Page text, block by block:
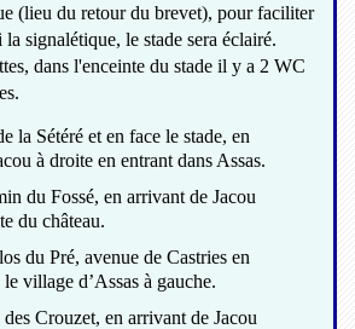
(lieu du retour du brevet), pour faciliter
la signalétique, le stade sera éclairé.
dans l'enceinte du stade il y a 2 WC
la Sétéré et en face le stade, en
à droite en entrant dans Assas.
du Fossé, en arrivant de Jacou
du château.
du Pré, avenue de Castries en
village d’Assas à gauche.
Crouzet, en arrivant de Jacou